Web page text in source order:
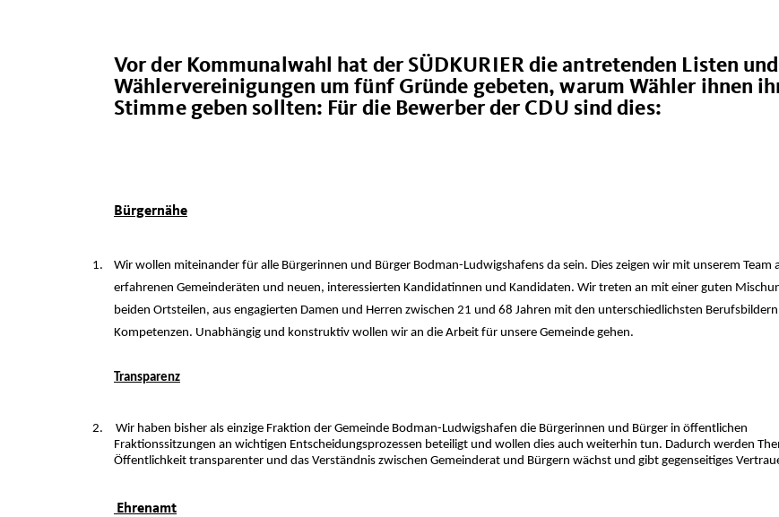
Vor der Kommunalwahl hat der SÜDKURIER die antretenden Listen und
Wählervereinigungen um fünf Gründe gebeten, warum Wähler ihnen
Stimme geben sollten: Für die Bewerber der CDU sind dies:
Bürgernähe
1.
Wir wollen miteinander für alle Bürgerinnen und Bürger Bodman-Ludwigshafens da sein. Dies zeigen wir mit unserem Team
erfahrenen Gemeinderäten und neuen, interessierten Kandidatinnen und Kandidaten. Wir treten an mit einer guten
beiden Ortsteilen, aus engagierten Damen und Herren zwischen 21 und 68 Jahren mit den unterschiedlichsten
Kompetenzen. Unabhängig und konstruktiv wollen wir an die Arbeit für unsere Gemeinde gehen.
Transparenz
2.
Wir haben bisher als einzige Fraktion der Gemeinde Bodman-Ludwigshafen die Bürgerinnen und Bürger in öffentlichen
Fraktionssitzungen an wichtigen Entscheidungsprozessen beteiligt und wollen dies auch weiterhin tun. Dadurch werden
Öffentlichkeit transparenter und das Verständnis zwischen Gemeinderat und Bürgern wächst und gibt gegenseitiges
Ehrenamt